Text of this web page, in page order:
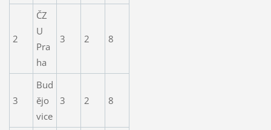
2
ČZ
U
Pra
ha
3 2 8
3
Bud
ějo
vice
3 2 8